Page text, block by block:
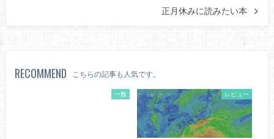
正月休みに読みたい本
RECOMMEND こちらの記事も人気です。
一般 レビュー